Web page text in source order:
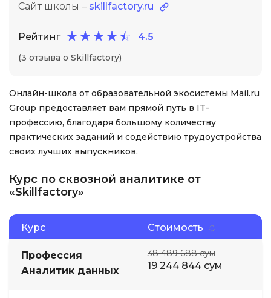
Сайт школы – skillfactory.ru
Рейтинг 4.5
(3 отзыва о Skillfactory)
Онлайн-школа от образовательной экосистемы Mail.ru
Group предоставляет вам прямой путь в IT-
профессию, благодаря большому количеству
практических заданий и содействию трудоустройства
своих лучших выпускников.
Курс по сквозной аналитике от
«Skillfactory»
Курс Стоимость
Профессия
Аналитик данных
38 489 688 сум
19 244 844 сум